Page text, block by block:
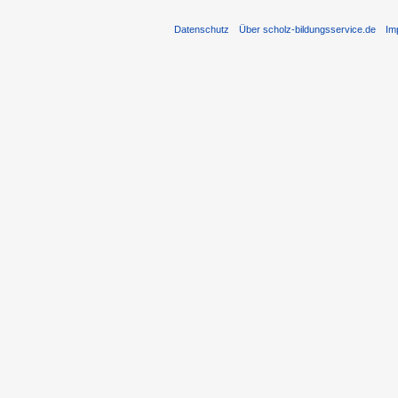
Datenschutz Über scholz-bildungsservice.de